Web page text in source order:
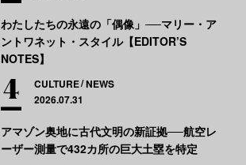
わたしたちの永遠の「偶像」──マリー・ア
ントワネット・スタイル【EDITOR’S
NOTES】
CULTURE NEWS
2026.07.31
アマゾン奥地に古代文明の新証拠──航空レ
ーザー測量で432カ所の巨大土塁を特定